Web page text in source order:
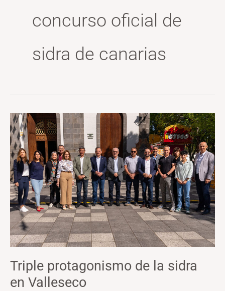
concurso oficial de
sidra de canarias
Triple protagonismo de la sidra
en Valleseco
Triple
protagonismo
de
la
sidra
en
Valleseco